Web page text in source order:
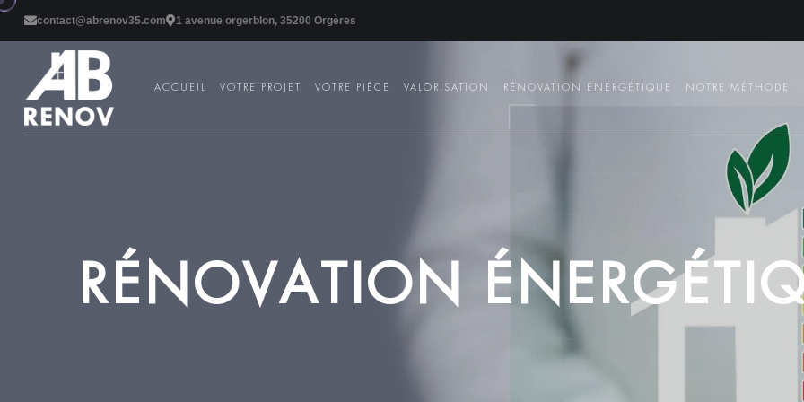
contact@abrenov35.com 1 avenue orgerblon, 35200 Orgères
ACCUEIL VOTRE PROJET VOTRE PIÈCE VALORISATION RÉNOVATION ÉNERGÉTIQUE NOTRE MÉTHODE
RÉNOVATION ÉNERGÉTI